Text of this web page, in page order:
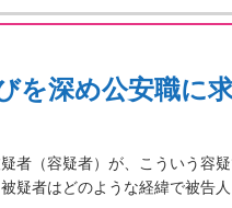
を深め公安職に
者（容疑者）が、こういう容
疑者はどのような経緯で被告